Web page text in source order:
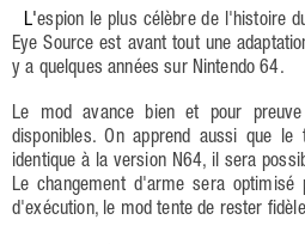
L'espion le plus célèbre de l'histoire du cinéma est de retour. Golden
Eye Source est avant tout une
y a quelques années sur Nintendo 64.
Le mod avance bien et pour
disponibles. On apprend aussi que
identique à la version N64, il sera
Le changement d'arme sera optimisé
d'exécution, le mod tente de rester